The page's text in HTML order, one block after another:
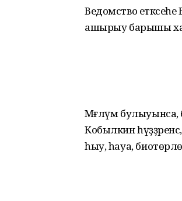
Ведомство
ашырыу барышы
Мәғлүм
Кобылкин
һыу, һауа,